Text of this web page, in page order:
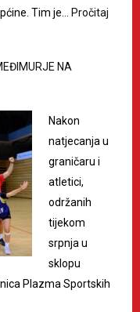
Tim je… Pročitaj
NA
Nakon
natjecanja u
graničaru i
atletici,
održanih
tijekom
srpnja u
sklopu
Plazma Sportskih